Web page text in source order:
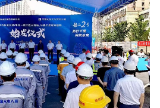
试验
工程
数字